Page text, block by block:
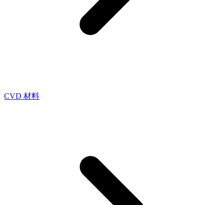
CVD 材料